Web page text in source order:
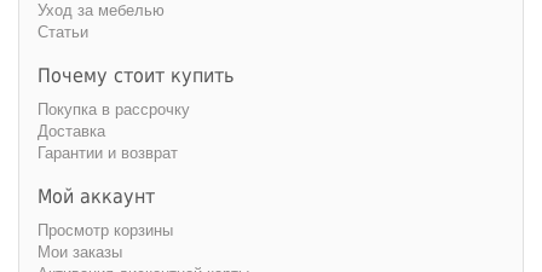
Уход за мебелью
Статьи
Почему стоит купить
Покупка в рассрочку
Доставка
Гарантии и возврат
Мой аккаунт
Просмотр корзины
Мои заказы